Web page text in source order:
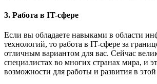
3. Работа в IT-сфере
Если вы обладаете навыками в области
технологий, то работа в IT-сфере за
отличным вариантом для вас. Сейчас
специалистах во многих странах мира, и
возможности для работы и развития в этой